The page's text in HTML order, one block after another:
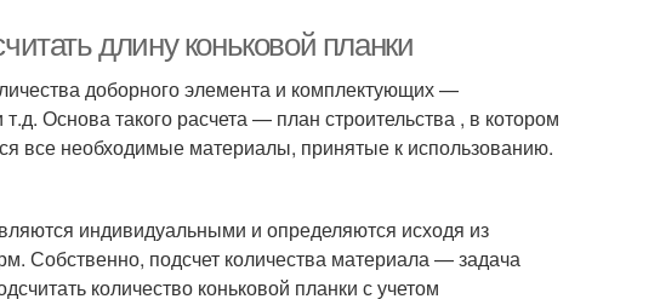
длину коньковой планки
доборного элемента и комплектующих —
Основа такого расчета — план строительства , в котором
все необходимые материалы, принятые к использованию.
индивидуальными и определяются исходя из
Собственно, подсчет количества материала — задача
количество коньковой планки с учетом